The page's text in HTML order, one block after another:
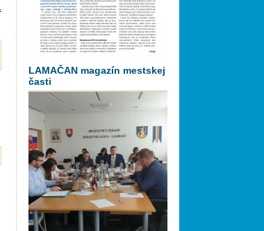
LAMAČAN magazín mestskej
časti